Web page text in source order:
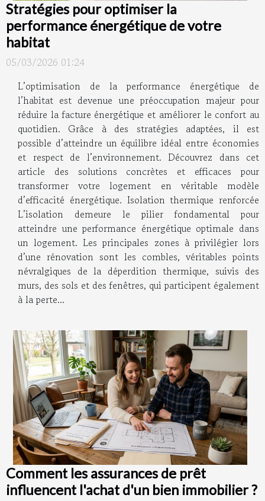
Stratégies pour optimiser la
performance énergétique de votre
habitat
05/03/2026 01:24
L’optimisation de la performance énergétique de
l’habitat est devenue une préoccupation majeur pour
réduire la facture énergétique et améliorer le confort au
quotidien. Grâce à des stratégies adaptées, il est
possible d’atteindre un équilibre idéal entre économies
et respect de l’environnement. Découvrez dans cet
article des solutions concrètes et efficaces pour
transformer votre logement en véritable modèle
d’efficacité énergétique. Isolation thermique renforcée
L’isolation demeure le pilier fondamental pour
atteindre une performance énergétique optimale dans
un logement. Les principales zones à privilégier lors
d’une rénovation sont les combles, véritables points
névralgiques de la déperdition thermique, suivis des
murs, des sols et des fenêtres, qui participent également
à la perte...
Comment les assurances de prêt
influencent l'achat d'un bien immobilier ?